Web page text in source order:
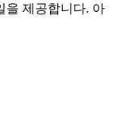
을 제공합니다. 아